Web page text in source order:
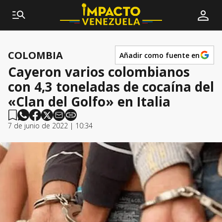
COLOMBIA Añadir como fuente en
Cayeron varios colombianos
con 4,3 toneladas de cocaína del
«Clan del Golfo» en Italia
7 de junio de 2022 | 10:34